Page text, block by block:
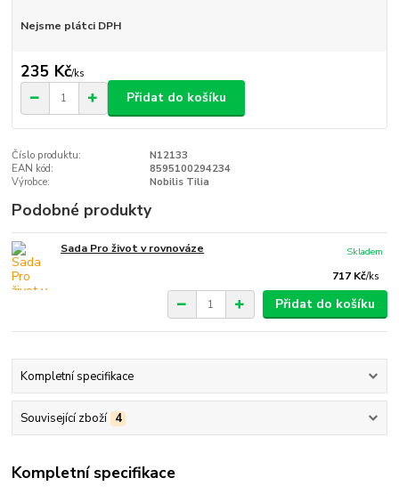
Nejsme plátci DPH
235 Kč/ks
Přidat do košíku
Číslo produktu:
N12133
EAN kód:
8595100294234
Výrobce:
Nobilis Tilia
Podobné produkty
Sada Pro život v rovnováze
717 Kč/ks
Skladem
Přidat do košíku
Kompletní specifikace
Související zboží 4
Kompletní specifikace